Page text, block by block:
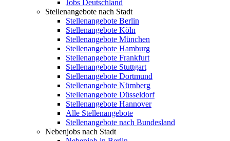
Jobs Deutschland
Stellenangebote nach Stadt
Stellenangebote Berlin
Stellenangebote Köln
Stellenangebote München
Stellenangebote Hamburg
Stellenangebote Frankfurt
Stellenangebote Stuttgart
Stellenangebote Dortmund
Stellenangebote Nürnberg
Stellenangebote Düsseldorf
Stellenangebote Hannover
Alle Stellenangebote
Stellenangebote nach Bundesland
Nebenjobs nach Stadt